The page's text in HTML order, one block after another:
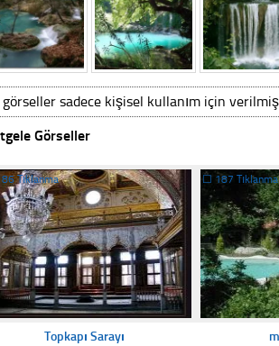
görseller sadece kişisel kullanım için
Görseller
Tıklanma
Topkapı Sarayı
☐ 187 Tıklanma